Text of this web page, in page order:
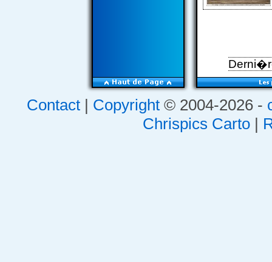
Contact| Copyright© 2004-2026 -
Chrispics Carto|